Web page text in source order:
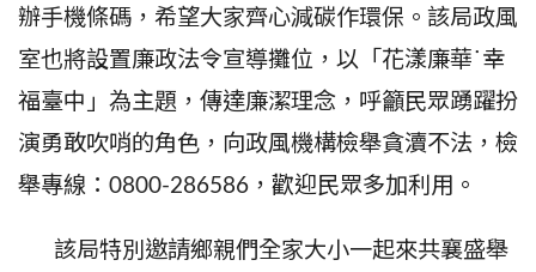
辦手機條碼，希望大家齊心減碳作環保。該局政風
室也將設置廉政法令宣導攤位，以「花漾廉華˙ 幸
福臺中」為主題，傳達廉潔理念，呼籲民眾踴躍扮
演勇敢吹哨的角色，向政風機構檢舉貪瀆不法，檢
舉專線： 0800-286586 ，歡迎民眾多加利用。
該局特別邀請鄉親們全家大小一起來共襄盛舉